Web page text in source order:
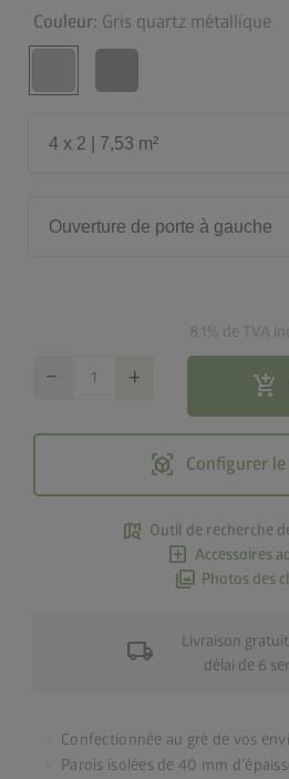
Couleur: Gris quartz métallique
4 x 2 | 7,53 m²
Ouverture de porte à gauche
8.1% de TVA
remove add add_shopping_cart
view_in_ar Configurer
map_search Outil de recherche
add_box Accessoires
photo_library Photos des
local_shipping
Livraison
délai de 6
Confectionnée au gré de vos
Parois isolées de 40 mm